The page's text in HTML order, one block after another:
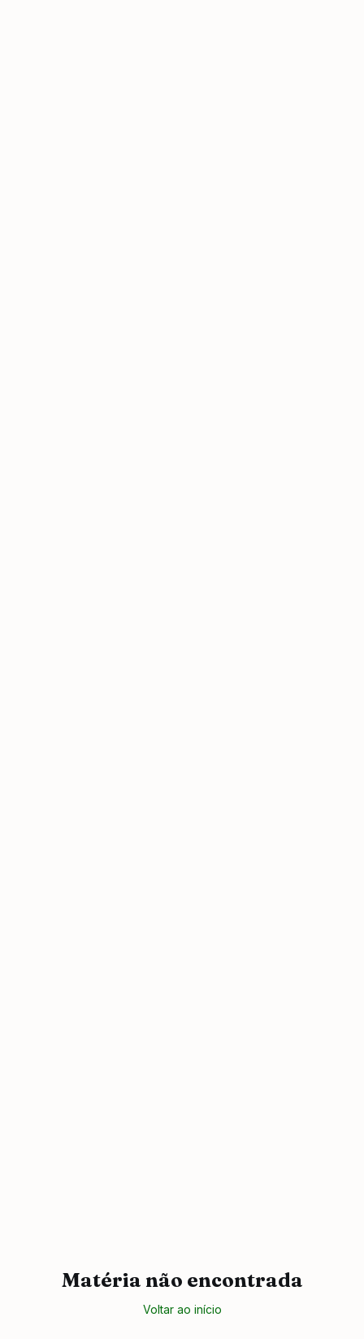
Matéria não encontrada
Voltar ao início